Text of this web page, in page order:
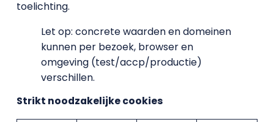
toelichting.
Let op: concrete waarden en domeinen
kunnen per bezoek, browser en
omgeving (test/accp/productie)
verschillen.
Strikt noodzakelijke cookies